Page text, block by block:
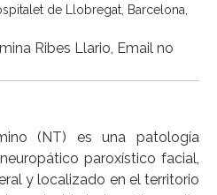
de Llobregat, Barcelona,
Ribes Llario, Email no
(NT) es una patología
paroxístico facial,
y localizado en el territorio